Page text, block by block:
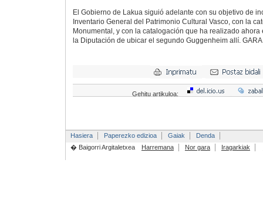
El Gobierno de Lakua siguió adelante con su objetivo de
Inventario General del Patrimonio Cultural Vasco, con la
Monumental, y con la catalogación que ha realizado
la Diputación de ubicar el segundo Guggenheim allí. GARA
Gehitu artikuloa:
Hasiera Paperezko edizioa Gaiak
Denda
� Baigorri Argitaletxea
Harremana Nor gara Iragarkiak